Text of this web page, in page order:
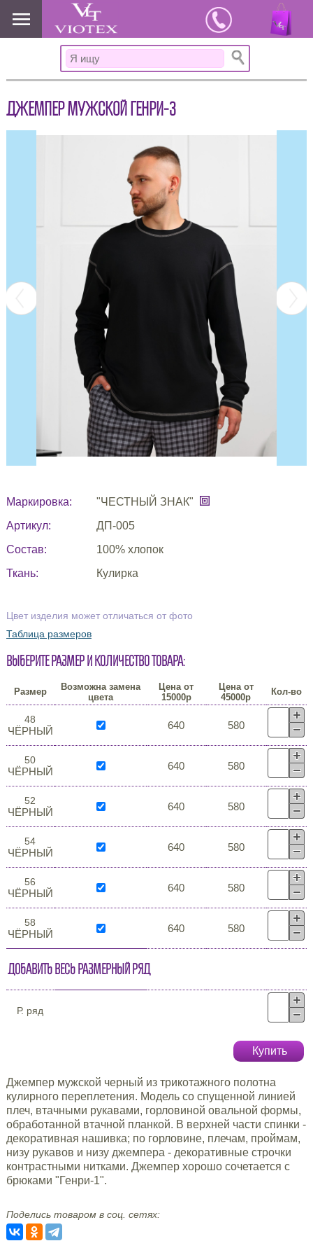
www.viotex37.ru
ДЖЕМПЕР МУЖСКОЙ ГЕНРИ-3
Маркировка:
"ЧЕСТНЫЙ ЗНАК"
Артикул:
ДП-005
Состав:
100% хлопок
Ткань:
Кулирка
Цвет изделия может отличаться от фото
Таблица размеров
Выберите размер и количество товара:
Размер
Возможна замена
цвета
Цена от
15000р
Цена от
45000р
Кол-во
48
ЧЁРНЫЙ 640 580
50
ЧЁРНЫЙ 640 580
52
ЧЁРНЫЙ 640 580
54
ЧЁРНЫЙ 640 580
56
ЧЁРНЫЙ 640 580
58
ЧЁРНЫЙ 640 580
Добавить весь размерный ряд
Р. ряд
Купить
Джемпер мужской черный из трикотажного полотна
кулирного переплетения. Модель со спущенной линией
плеч, втачными рукавами, горловиной овальной формы,
обработанной втачной планкой. В верхней части спинки -
декоративная нашивка; по горловине, плечам, проймам,
низу рукавов и низу джемпера - декоративные строчки
контрастными нитками. Джемпер хорошо сочетается с
брюками "Генри-1".
Поделись товаром в соц. сетях: